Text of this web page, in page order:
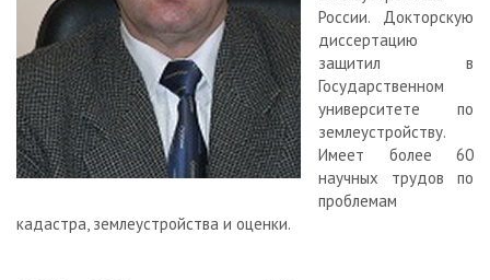
России. Докторскую
диссертацию
защитил в
Государственном
университете по
землеустройству.
Имеет более 60
научных трудов по
проблемам
кадастра, землеустройства и оценки.